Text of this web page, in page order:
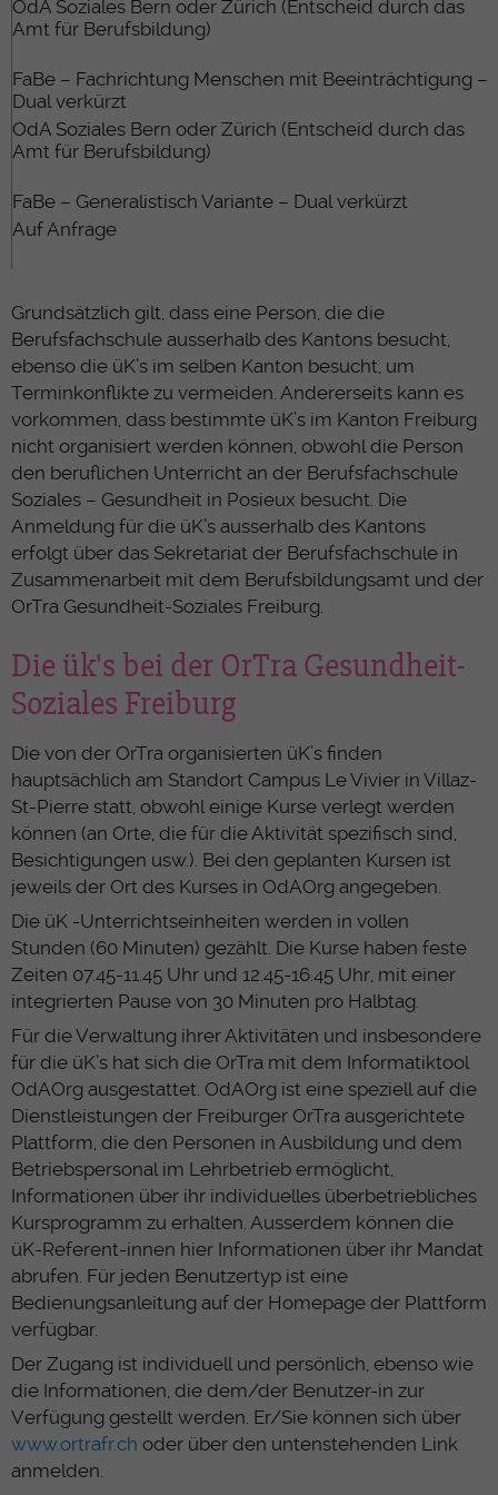
OdA Soziales Bern oder Zürich (Entscheid durch das
Amt für Berufsbildung)
FaBe – Fachrichtung Menschen mit Beeinträchtigung –
Dual verkürzt
OdA Soziales Bern oder Zürich (Entscheid durch das
Amt für Berufsbildung)
FaBe – Generalistisch Variante – Dual verkürzt
Auf Anfrage
Grundsätzlich gilt, dass eine Person, die die
Berufsfachschule ausserhalb des Kantons besucht,
ebenso die üK’s im selben Kanton besucht, um
Terminkonflikte zu vermeiden. Andererseits kann es
vorkommen, dass bestimmte üK’s im Kanton Freiburg
nicht organisiert werden können, obwohl die Person
den beruflichen Unterricht an der Berufsfachschule
Soziales – Gesundheit in Posieux besucht. Die
Anmeldung für die üK’s ausserhalb des Kantons
erfolgt über das Sekretariat der Berufsfachschule in
Zusammenarbeit mit dem Berufsbildungsamt und der
OrTra Gesundheit-Soziales Freiburg.
Die ük's bei der OrTra Gesundheit-
Soziales Freiburg
Die von der OrTra organisierten üK’s finden
hauptsächlich am Standort Campus Le Vivier in Villaz-
St-Pierre statt, obwohl einige Kurse verlegt werden
können (an Orte, die für die Aktivität spezifisch sind,
Besichtigungen usw.). Bei den geplanten Kursen ist
jeweils der Ort des Kurses in OdAOrg angegeben.
Die üK -Unterrichtseinheiten werden in vollen
Stunden (60 Minuten) gezählt. Die Kurse haben feste
Zeiten 07.45-11.45 Uhr und 12.45-16.45 Uhr, mit einer
integrierten Pause von 30 Minuten pro Halbtag.
Für die Verwaltung ihrer Aktivitäten und insbesondere
für die üK’s hat sich die OrTra mit dem Informatiktool
OdAOrg ausgestattet. OdAOrg ist eine speziell auf die
Dienstleistungen der Freiburger OrTra ausgerichtete
Plattform, die den Personen in Ausbildung und dem
Betriebspersonal im Lehrbetrieb ermöglicht,
Informationen über ihr individuelles überbetriebliches
Kursprogramm zu erhalten. Ausserdem können die
üK-Referent-innen hier Informationen über ihr Mandat
abrufen. Für jeden Benutzertyp ist eine
Bedienungsanleitung auf der Homepage der Plattform
verfügbar.
Der Zugang ist individuell und persönlich, ebenso wie
die Informationen, die dem/der Benutzer-in zur
Verfügung gestellt werden. Er/Sie können sich über
www.ortrafr.ch oder über den untenstehenden Link
anmelden.